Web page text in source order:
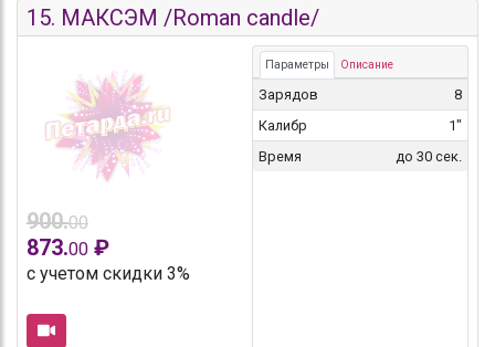
15. МАКСЭМ /Roman candle/
900.00
873.00 ₽
с учетом скидки 3%
Параметры Описание
Зарядов
8
Калибр
1"
Время
до 30 сек.